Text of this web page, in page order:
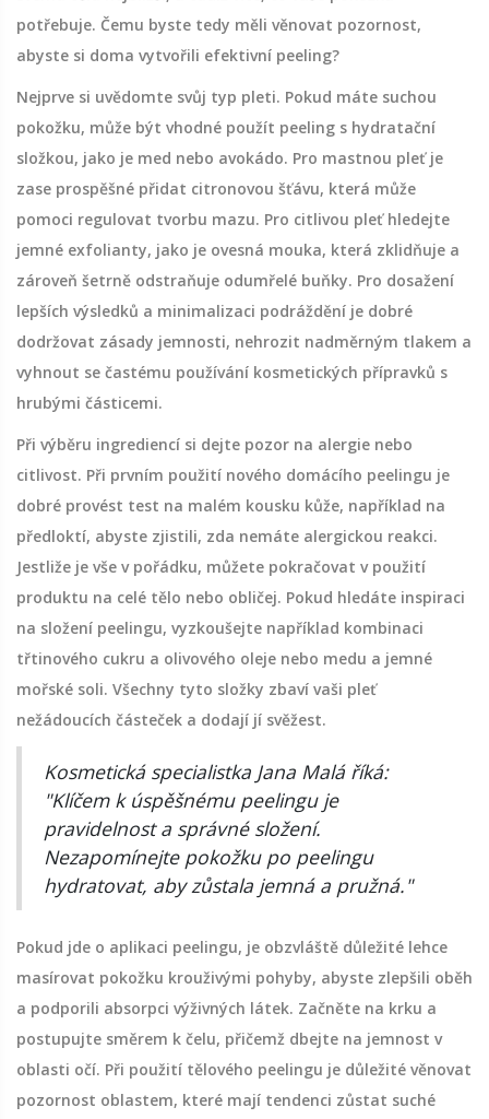
potřebuje. Čemu byste tedy měli věnovat pozornost,
abyste si doma vytvořili efektivní peeling?
Nejprve si uvědomte svůj typ pleti. Pokud máte suchou
pokožku, může být vhodné použít peeling s hydratační
složkou, jako je med nebo avokádo. Pro mastnou pleť je
zase prospěšné přidat citronovou šťávu, která může
pomoci regulovat tvorbu mazu. Pro citlivou pleť hledejte
jemné exfolianty, jako je ovesná mouka, která zklidňuje a
zároveň šetrně odstraňuje odumřelé buňky. Pro dosažení
lepších výsledků a minimalizaci podráždění je dobré
dodržovat zásady jemnosti, nehrozit nadměrným tlakem a
vyhnout se častému používání kosmetických přípravků s
hrubými částicemi.
Při výběru ingrediencí si dejte pozor na alergie nebo
citlivost. Při prvním použití nového domácího peelingu je
dobré provést test na malém kousku kůže, například na
předloktí, abyste zjistili, zda nemáte alergickou reakci.
Jestliže je vše v pořádku, můžete pokračovat v použití
produktu na celé tělo nebo obličej. Pokud hledáte inspiraci
na složení peelingu, vyzkoušejte například kombinaci
třtinového cukru a olivového oleje nebo medu a jemné
mořské soli. Všechny tyto složky zbaví vaši pleť
nežádoucích částeček a dodají jí svěžest.
Kosmetická specialistka Jana Malá říká:
"Klíčem k úspěšnému peelingu je
pravidelnost a správné složení.
Nezapomínejte pokožku po peelingu
hydratovat, aby zůstala jemná a pružná."
Pokud jde o aplikaci peelingu, je obzvláště důležité lehce
masírovat pokožku krouživými pohyby, abyste zlepšili oběh
a podporili absorpci výživných látek. Začněte na krku a
postupujte směrem k čelu, přičemž dbejte na jemnost v
oblasti očí. Při použití tělového peelingu je důležité věnovat
pozornost oblastem, které mají tendenci zůstat suché